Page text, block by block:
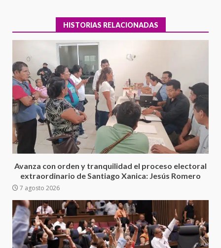
HISTORIAS RELACIONADAS
Avanza con orden y tranquilidad el proceso electoral
extraordinario de Santiago Xanica: Jesús Romero
7 agosto 2026
3
Ciudad Salud: justicia social para
Oaxaca
4
con el Gobernador Salomón Jara
Cruz reafirma la consolidación
de la transformación en
territorio oaxaqueño
30 julio 2026